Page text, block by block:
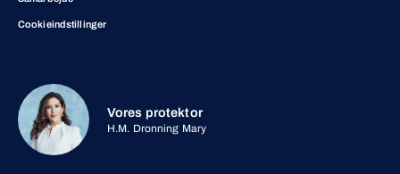
Cookieindstillinger
Vores protektor
H.M. Dronning Mary